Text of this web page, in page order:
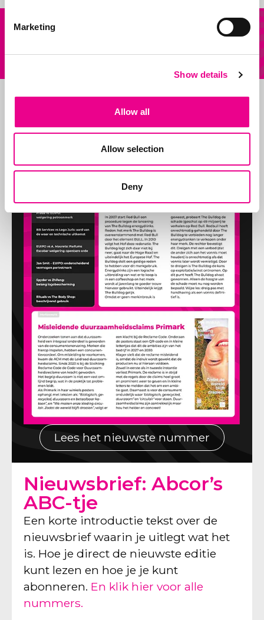
Marketing
Show details
Allow all
Allow selection
Deny
Onze
diensten Stuur ons een mail
Lees het nieuwste nummer
Nieuwsbrief: Abcor’s
ABC-tje
Een korte introductie tekst over de
nieuwsbrief waarin je uitlegt wat het
is. Hoe je direct de nieuwste editie
kunt lezen en hoe je je kunt
abonneren. En klik hier voor alle
nummers.